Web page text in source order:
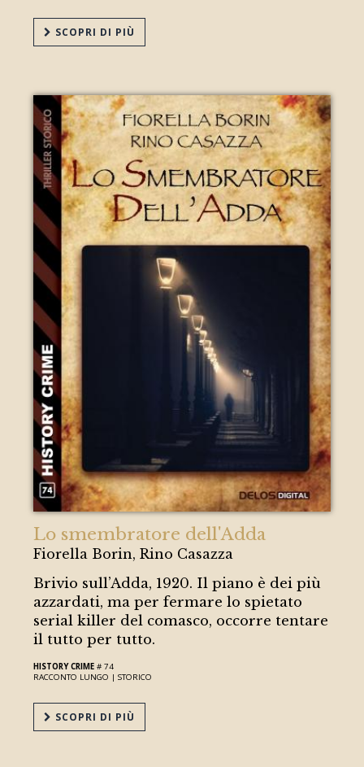
SCOPRI DI PIÙ
Lo smembratore dell'Adda
Fiorella Borin, Rino Casazza
Brivio sull’Adda, 1920. Il piano è dei più
azzardati, ma per fermare lo spietato
serial killer del comasco, occorre tentare
il tutto per tutto.
HISTORY CRIME # 74
RACCONTO LUNGO |STORICO
SCOPRI DI PIÙ